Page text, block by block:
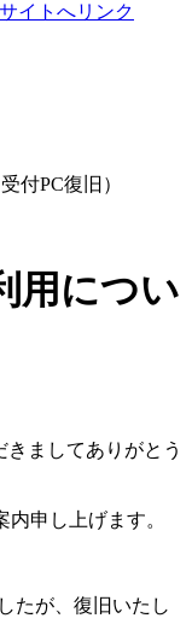
イトへリンク
付PC復旧）
用につい
ましてありがとう
申し上げます。
たが、復旧いたし